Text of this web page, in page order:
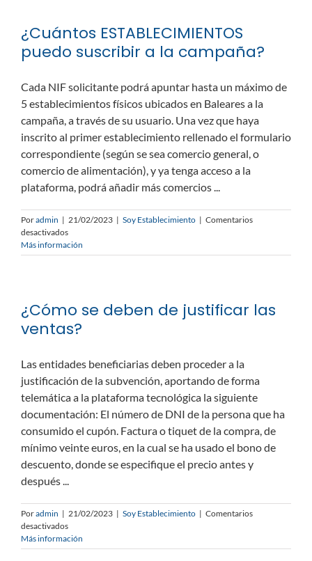
presentación
de
la
¿Cuántos ESTABLECIMIENTOS
puedo suscribir a la campaña?
Cada NIF solicitante podrá apuntar hasta un máximo de
5 establecimientos físicos ubicados en Baleares a la
campaña, a través de su usuario. Una vez que haya
inscrito al primer establecimiento rellenado el formulario
correspondiente (según se sea comercio general, o
comercio de alimentación), y ya tenga acceso a la
plataforma, podrá añadir más comercios ...
Poradmin | 21/02/2023 | Soy Establecimiento | Comentarios
desactivadosen
¿Cuántos
ESTABLECIMIENTOS
la
campaña?
Más información
¿Cómo se deben de justificar las
ventas?
Las entidades beneficiarias deben proceder a la
justificación de la subvención, aportando de forma
telemática a la plataforma tecnológica la siguiente
documentación: El número de DNI de la persona que ha
consumido el cupón. Factura o tiquet de la compra, de
mínimo veinte euros, en la cual se ha usado el bono de
descuento, donde se especifique el precio antes y
después ...
Poradmin | 21/02/2023 | Soy Establecimiento | Comentarios
desactivadosen
¿Cómo
se
Más información